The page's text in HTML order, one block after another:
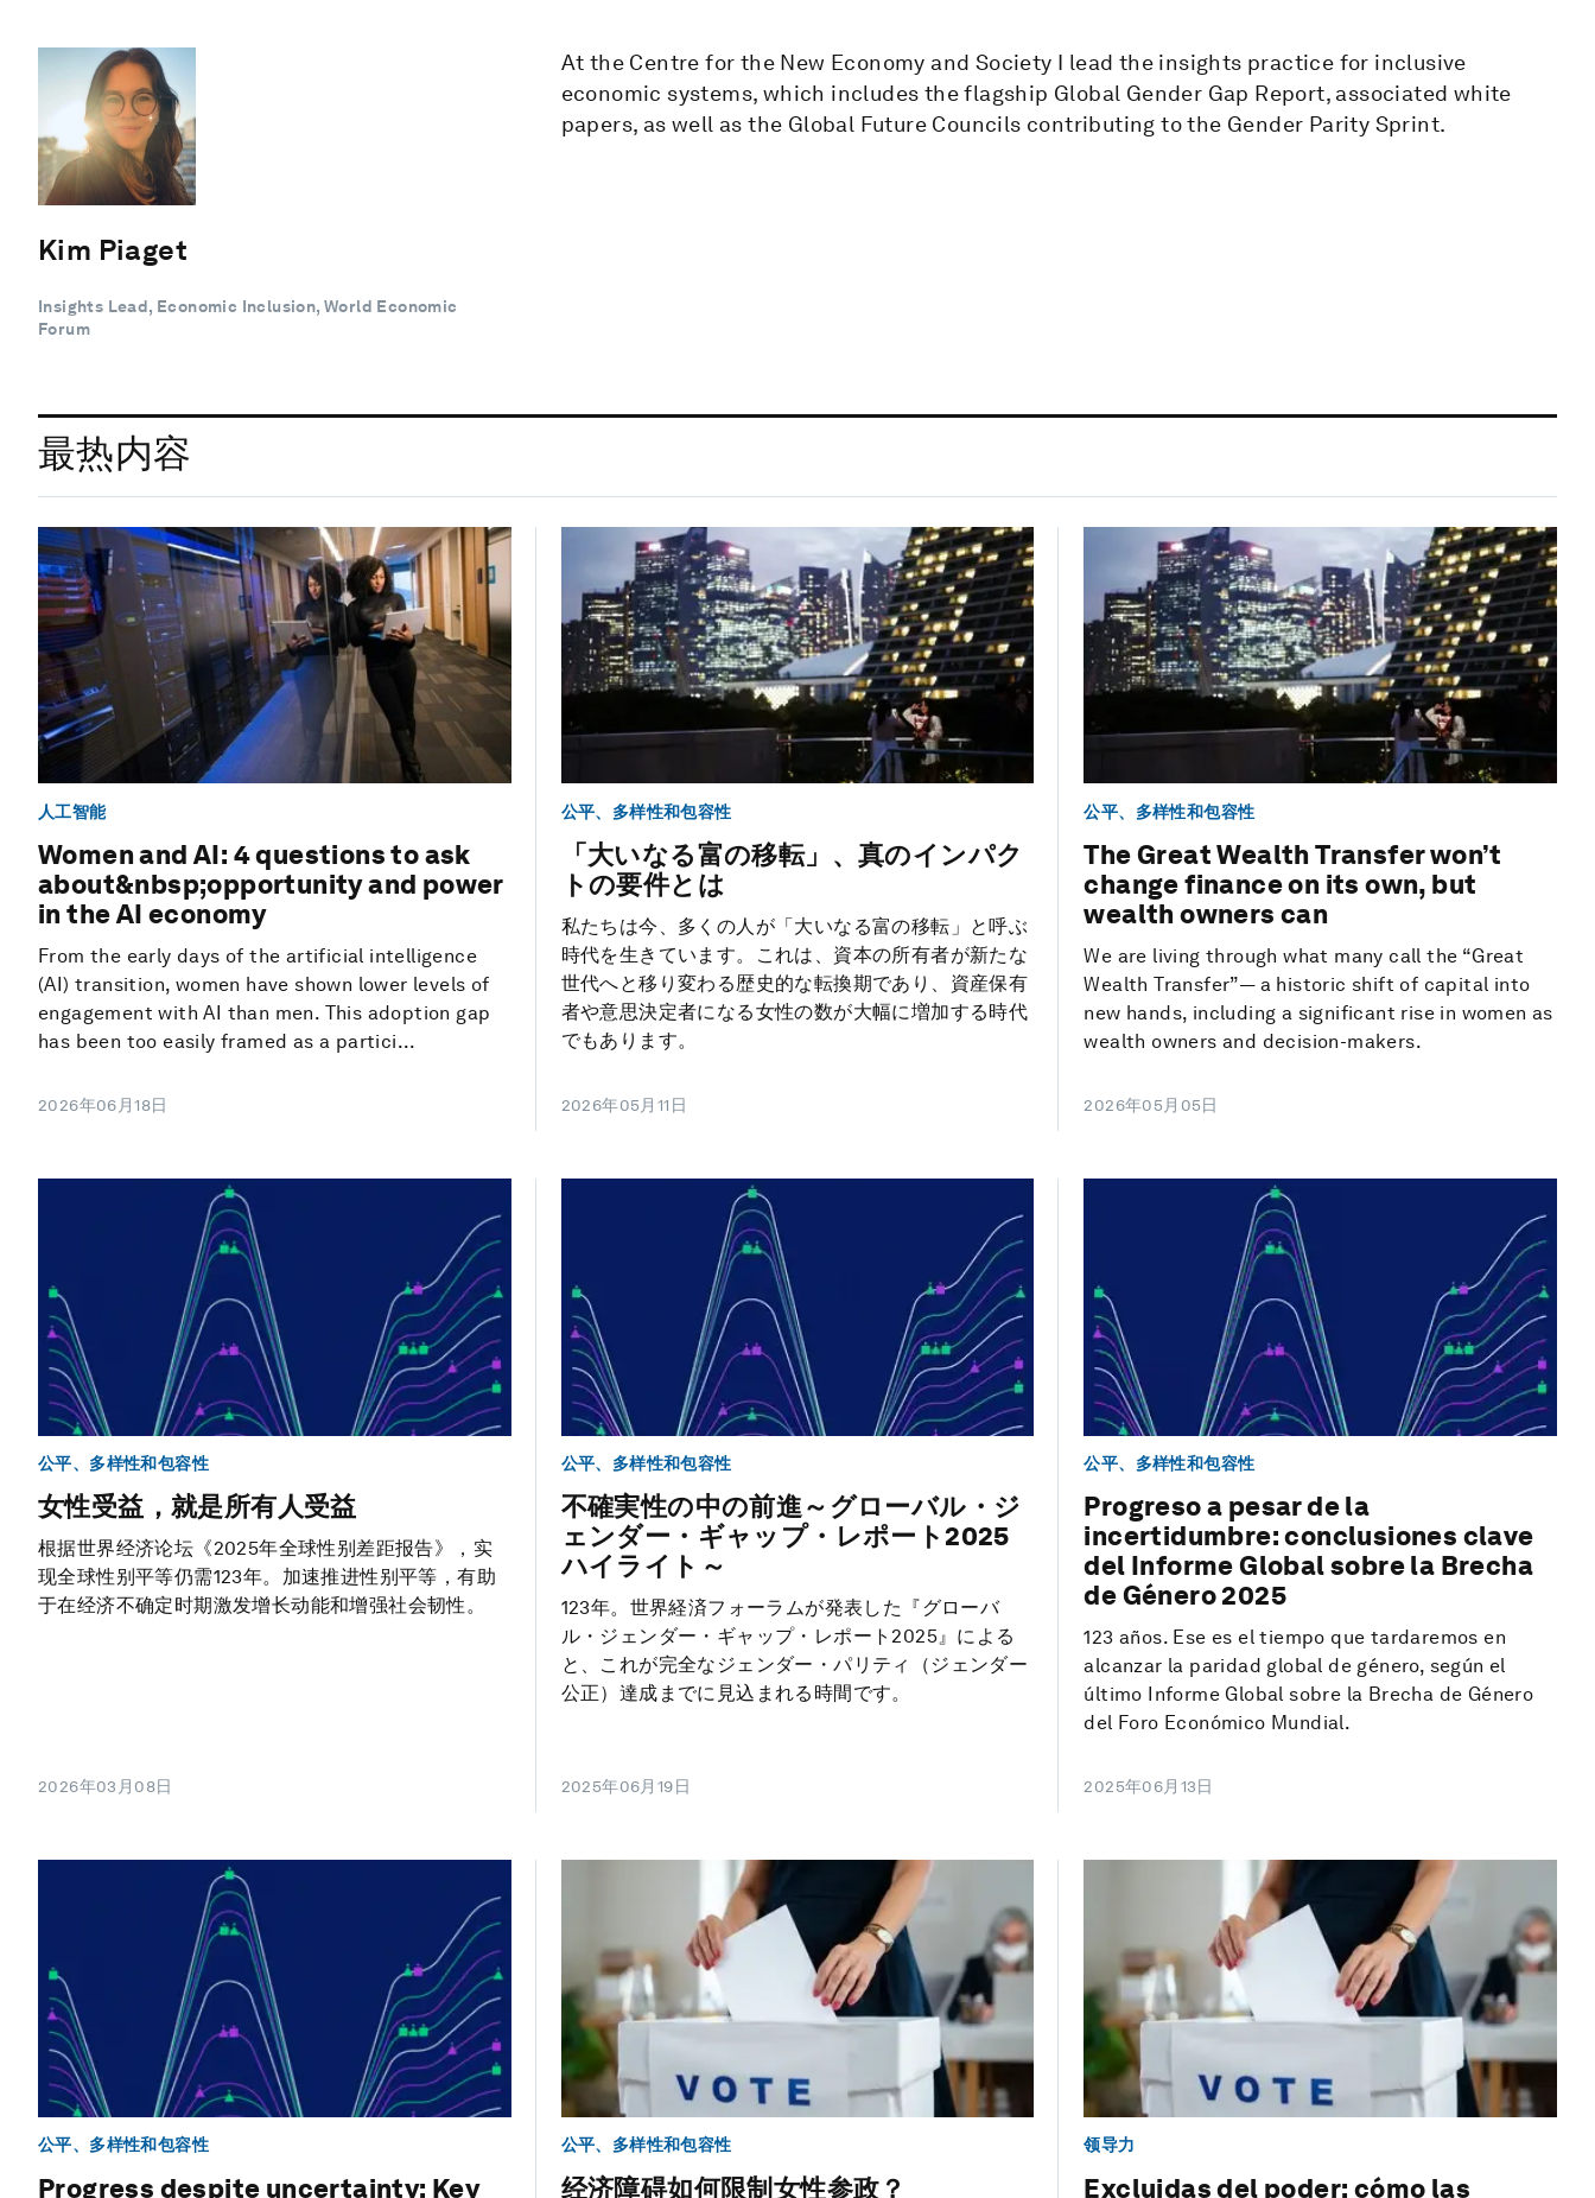
Kim Piaget
Insights Lead, Economic Inclusion, World Economic
Forum
At the Centre for the New Economy and Society I lead the insights practice for inclusive
economic systems, which includes the flagship Global Gender Gap Report, associated white
papers, as well as the Global Future Councils contributing to the Gender Parity Sprint.
最热内容
人工智能
Women and AI: 4 questions to ask
about&nbsp;opportunity and power
in the AI economy
From the early days of the artificial intelligence
(AI) transition, women have shown lower levels of
engagement with AI than men. This adoption gap
has been too easily framed as a partici...
2026年06月18日
公平、多样性和包容性
「大いなる富の移転」、真のインパク
トの要件とは
私たちは今、多くの人が「大いなる富の移転」と呼ぶ
時代を生きています。これは、資本の所有者が新たな
世代へと移り変わる歴史的な転換期であり、資産保有
者や意思決定者になる女性の数が大幅に増加する時代
でもあります。
2026年05月11日
公平、多样性和包容性
The Great Wealth Transfer won’t
change finance on its own, but
wealth owners can
We are living through what many call the “Great
Wealth Transfer”— a historic shift of capital into
new hands, including a significant rise in women as
wealth owners and decision-makers.
2026年05月05日
公平、多样性和包容性
女性受益，就是所有人受益
根据世界经济论坛《2025年全球性别差距报告》，实
现全球性别平等仍需123年。加速推进性别平等，有助
于在经济不确定时期激发增长动能和增强社会韧性。
2026年03月08日
公平、多样性和包容性
不確実性の中の前進～グローバル・ジ
ェンダー・ギャップ・レポート2025
ハイライト～
123年。世界経済フォーラムが発表した『グローバ
ル・ジェンダー・ギャップ・レポート2025』による
と、これが完全なジェンダー・パリティ（ジェンダー
公正）達成までに見込まれる時間です。
2025年06月19日
公平、多样性和包容性
Progreso a pesar de la
incertidumbre: conclusiones clave
del Informe Global sobre la Brecha
de Género 2025
123 años. Ese es el tiempo que tardaremos en
alcanzar la paridad global de género, según el
último Informe Global sobre la Brecha de Género
del Foro Económico Mundial.
2025年06月13日
公平、多样性和包容性
Progress despite uncertainty: Key
公平、多样性和包容性
经济障碍如何限制女性参政？
领导力
Excluidas del poder: cómo las